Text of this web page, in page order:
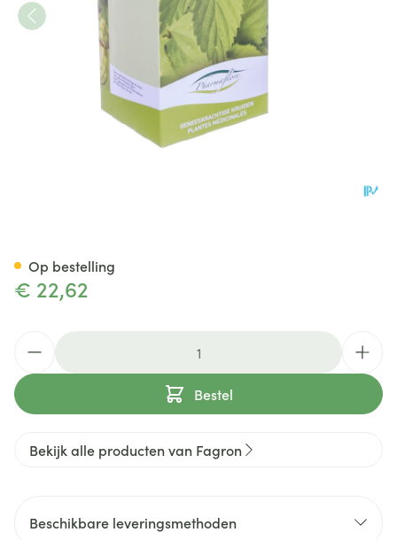
€ 22,62
Bestel
Op bestelling
Bekijk alle producten van Fagron
Beschikbare leveringsmethoden